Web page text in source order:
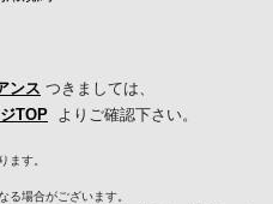
ンス つきましては、
TOP よりご確認下さい。
ます。
場合がございます。